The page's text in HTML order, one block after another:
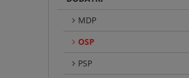
MDP
OSP
PSP